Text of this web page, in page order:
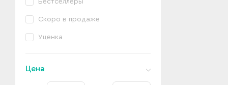
Бестселлеры
Скоро в продаже
Уценка
Цена